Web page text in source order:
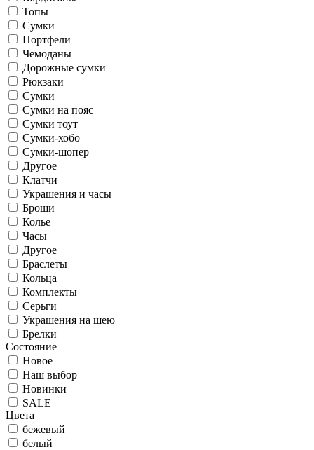
Топы
Сумки
Портфели
Чемоданы
Дорожные сумки
Рюкзаки
Сумки
Сумки на пояс
Сумки тоут
Сумки-хобо
Сумки-шопер
Другое
Клатчи
Украшения и часы
Броши
Колье
Часы
Другое
Браслеты
Кольца
Комплекты
Серьги
Украшения на шею
Брелки
Состояние
Новое
Наш выбор
Новинки
SALE
Цвета
бежевый
белый